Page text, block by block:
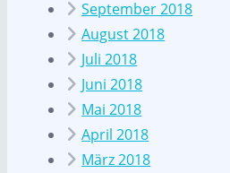
September 2018
August 2018
Juli 2018
Juni 2018
Mai 2018
April 2018
März 2018